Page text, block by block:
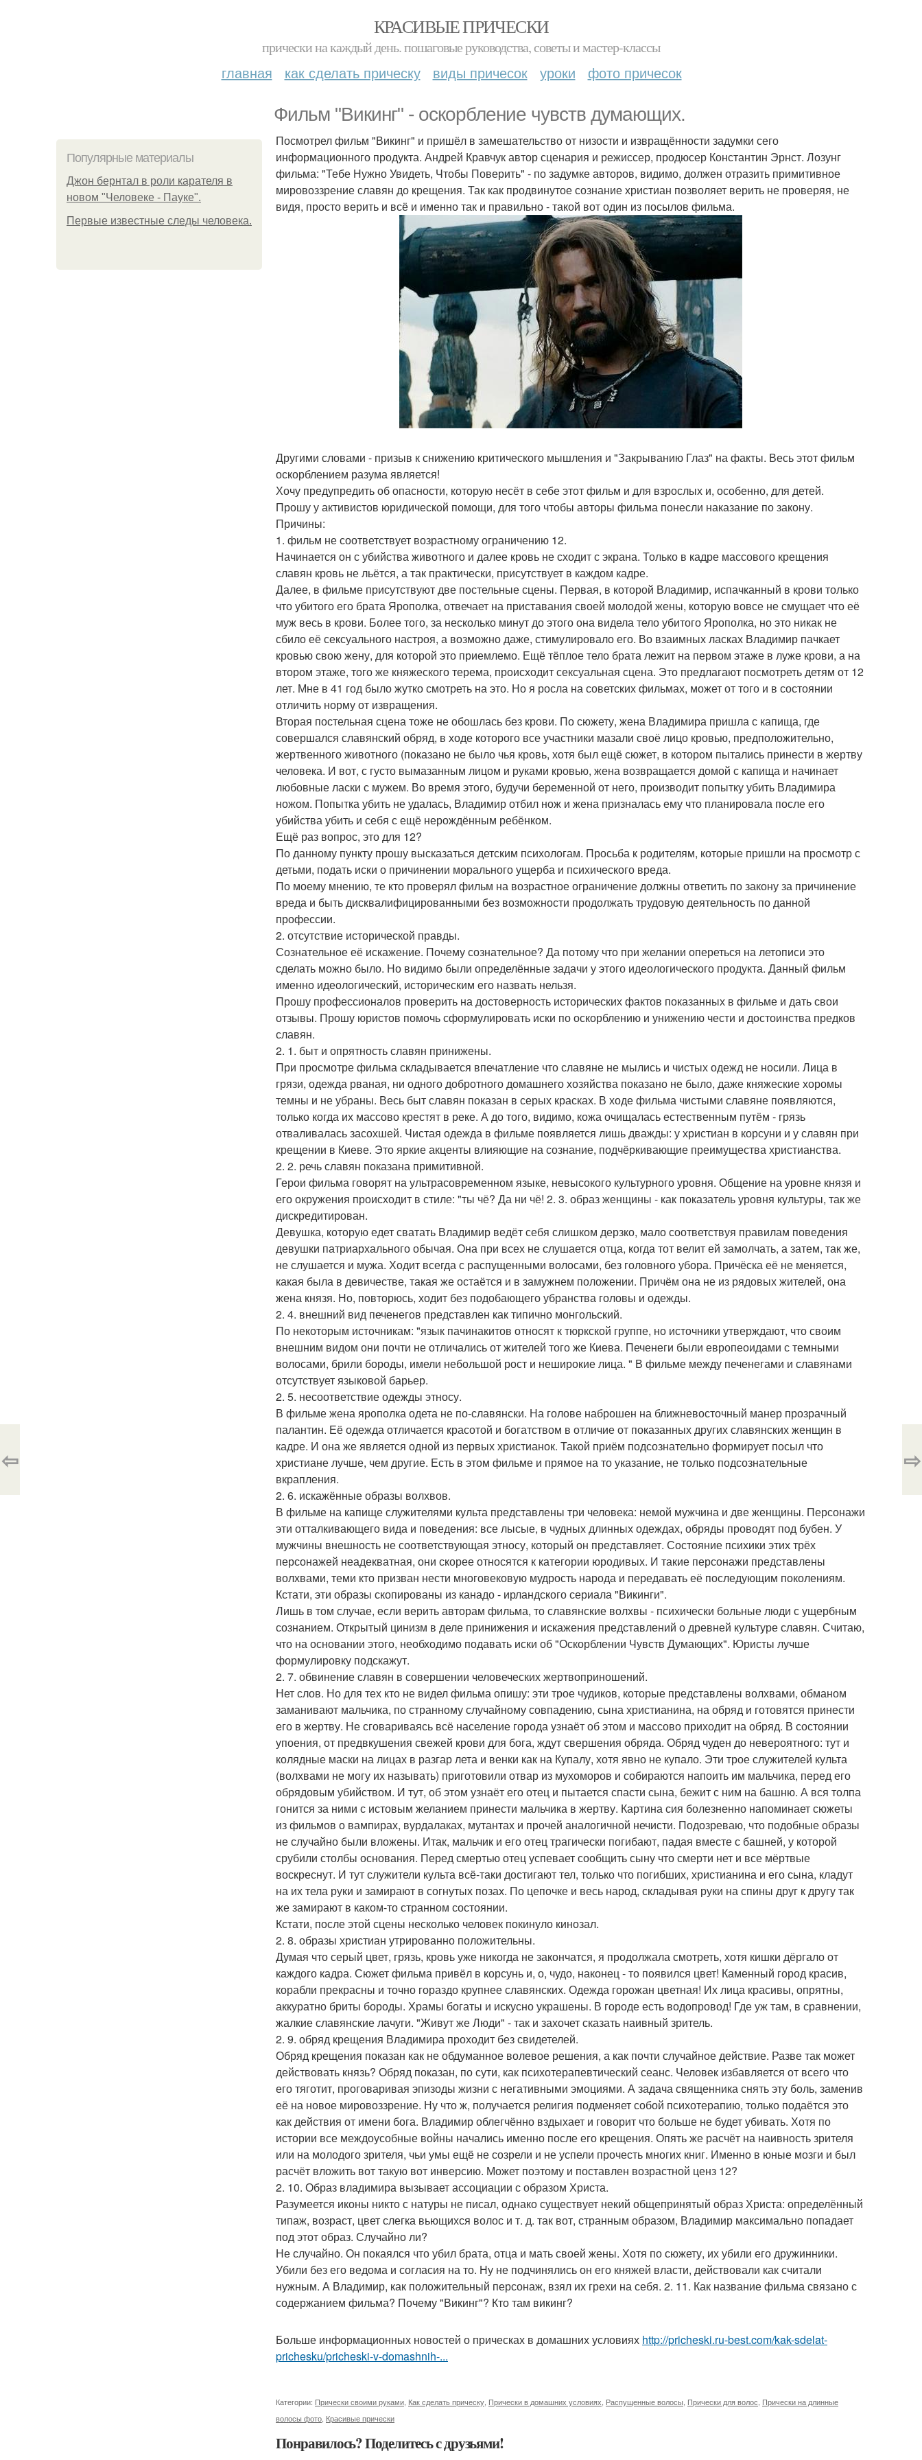
КРАСИВЫЕ ПРИЧЕСКИ
прически на каждый день. пошаговые руководства, советы и мастер-классы
главная как сделать прическу виды причесок уроки фото причесок
Фильм "Викинг" - оскорбление чувств думающих.
Популярные материалы
Джон бернтал в роли карателя в
новом "Человеке - Пауке".
Первые известные следы человека.
Посмотрел фильм "Викинг" и пришёл в замешательство от низости и извращённости задумки сего
информационного продукта. Андрей Кравчук автор сценария и режиссер, продюсер Константин Эрнст. Лозунг
фильма: "Тебе Нужно Увидеть, Чтобы Поверить" - по задумке авторов, видимо, должен отразить примитивное
мировоззрение славян до крещения. Так как продвинутое сознание христиан позволяет верить не проверяя, не
видя, просто верить и всё и именно так и правильно - такой вот один из посылов фильма.
Другими словами - призыв к снижению критического мышления и "Закрыванию Глаз" на факты. Весь этот фильм
оскорблением разума является!
Хочу предупредить об опасности, которую несёт в себе этот фильм и для взрослых и, особенно, для детей.
Прошу у активистов юридической помощи, для того чтобы авторы фильма понесли наказание по закону.
Причины:
1. фильм не соответствует возрастному ограничению 12.
Начинается он с убийства животного и далее кровь не сходит с экрана. Только в кадре массового крещения
славян кровь не льётся, а так практически, присутствует в каждом кадре.
Далее, в фильме присутствуют две постельные сцены. Первая, в которой Владимир, испачканный в крови только
что убитого его брата Ярополка, отвечает на приставания своей молодой жены, которую вовсе не смущает что её
муж весь в крови. Более того, за несколько минут до этого она видела тело убитого Ярополка, но это никак не
сбило её сексуального настроя, а возможно даже, стимулировало его. Во взаимных ласках Владимир пачкает
кровью свою жену, для которой это приемлемо. Ещё тёплое тело брата лежит на первом этаже в луже крови, а на
втором этаже, того же княжеского терема, происходит сексуальная сцена. Это предлагают посмотреть детям от 12
лет. Мне в 41 год было жутко смотреть на это. Но я росла на советских фильмах, может от того и в состоянии
отличить норму от извращения.
Вторая постельная сцена тоже не обошлась без крови. По сюжету, жена Владимира пришла с капища, где
совершался славянский обряд, в ходе которого все участники мазали своё лицо кровью, предположительно,
жертвенного животного (показано не было чья кровь, хотя был ещё сюжет, в котором пытались принести в жертву
человека. И вот, с густо вымазанным лицом и руками кровью, жена возвращается домой с капища и начинает
любовные ласки с мужем. Во время этого, будучи беременной от него, производит попытку убить Владимира
ножом. Попытка убить не удалась, Владимир отбил нож и жена призналась ему что планировала после его
убийства убить и себя с ещё нерождённым ребёнком.
Ещё раз вопрос, это для 12?
По данному пункту прошу высказаться детским психологам. Просьба к родителям, которые пришли на просмотр с
детьми, подать иски о причинении морального ущерба и психического вреда.
По моему мнению, те кто проверял фильм на возрастное ограничение должны ответить по закону за причинение
вреда и быть дисквалифицированными без возможности продолжать трудовую деятельность по данной
профессии.
2. отсутствие исторической правды.
Сознательное её искажение. Почему сознательное? Да потому что при желании опереться на летописи это
сделать можно было. Но видимо были определённые задачи у этого идеологического продукта. Данный фильм
именно идеологический, историческим его назвать нельзя.
Прошу профессионалов проверить на достоверность исторических фактов показанных в фильме и дать свои
отзывы. Прошу юристов помочь сформулировать иски по оскорблению и унижению чести и достоинства предков
славян.
2. 1. быт и опрятность славян принижены.
При просмотре фильма складывается впечатление что славяне не мылись и чистых одежд не носили. Лица в
грязи, одежда рваная, ни одного добротного домашнего хозяйства показано не было, даже княжеские хоромы
темны и не убраны. Весь быт славян показан в серых красках. В ходе фильма чистыми славяне появляются,
только когда их массово крестят в реке. А до того, видимо, кожа очищалась естественным путём - грязь
отваливалась засохшей. Чистая одежда в фильме появляется лишь дважды: у христиан в корсуни и у славян при
крещении в Киеве. Это яркие акценты влияющие на сознание, подчёркивающие преимущества христианства.
2. 2. речь славян показана примитивной.
Герои фильма говорят на ультрасовременном языке, невысокого культурного уровня. Общение на уровне князя и
его окружения происходит в стиле: "ты чё? Да ни чё! 2. 3. образ женщины - как показатель уровня культуры, так же
дискредитирован.
Девушка, которую едет сватать Владимир ведёт себя слишком дерзко, мало соответствуя правилам поведения
девушки патриархального обычая. Она при всех не слушается отца, когда тот велит ей замолчать, а затем, так же,
не слушается и мужа. Ходит всегда с распущенными волосами, без головного убора. Причёска её не меняется,
какая была в девичестве, такая же остаётся и в замужнем положении. Причём она не из рядовых жителей, она
жена князя. Но, повторюсь, ходит без подобающего убранства головы и одежды.
2. 4. внешний вид печенегов представлен как типично монгольский.
По некоторым источникам: "язык пачинакитов относят к тюркской группе, но источники утверждают, что своим
внешним видом они почти не отличались от жителей того же Киева. Печенеги были европеоидами с темными
волосами, брили бороды, имели небольшой рост и неширокие лица. " В фильме между печенегами и славянами
отсутствует языковой барьер.
2. 5. несоответствие одежды этносу.
В фильме жена ярополка одета не по-славянски. На голове наброшен на ближневосточный манер прозрачный
палантин. Её одежда отличается красотой и богатством в отличие от показанных других славянских женщин в
кадре. И она же является одной из первых христианок. Такой приём подсознательно формирует посыл что
христиане лучше, чем другие. Есть в этом фильме и прямое на то указание, не только подсознательные
вкрапления.
2. 6. искажённые образы волхвов.
В фильме на капище служителями культа представлены три человека: немой мужчина и две женщины. Персонажи
эти отталкивающего вида и поведения: все лысые, в чудных длинных одеждах, обряды проводят под бубен. У
мужчины внешность не соответствующая этносу, который он представляет. Состояние психики этих трёх
персонажей неадекватная, они скорее относятся к категории юродивых. И такие персонажи представлены
волхвами, теми кто призван нести многовековую мудрость народа и передавать её последующим поколениям.
Кстати, эти образы скопированы из канадо - ирландского сериала "Викинги".
Лишь в том случае, если верить авторам фильма, то славянские волхвы - психически больные люди с ущербным
сознанием. Открытый цинизм в деле принижения и искажения представлений о древней культуре славян. Считаю,
что на основании этого, необходимо подавать иски об "Оскорблении Чувств Думающих". Юристы лучше
формулировку подскажут.
2. 7. обвинение славян в совершении человеческих жертвоприношений.
Нет слов. Но для тех кто не видел фильма опишу: эти трое чудиков, которые представлены волхвами, обманом
заманивают мальчика, по странному случайному совпадению, сына христианина, на обряд и готовятся принести
его в жертву. Не сговариваясь всё население города узнаёт об этом и массово приходит на обряд. В состоянии
упоения, от предвкушения свежей крови для бога, ждут свершения обряда. Обряд чуден до невероятного: тут и
колядные маски на лицах в разгар лета и венки как на Купалу, хотя явно не купало. Эти трое служителей культа
(волхвами не могу их называть) приготовили отвар из мухоморов и собираются напоить им мальчика, перед его
обрядовым убийством. И тут, об этом узнаёт его отец и пытается спасти сына, бежит с ним на башню. А вся толпа
гонится за ними с истовым желанием принести мальчика в жертву. Картина сия болезненно напоминает сюжеты
из фильмов о вампирах, вурдалаках, мутантах и прочей аналогичной нечисти. Подозреваю, что подобные образы
не случайно были вложены. Итак, мальчик и его отец трагически погибают, падая вместе с башней, у которой
срубили столбы основания. Перед смертью отец успевает сообщить сыну что смерти нет и все мёртвые
воскреснут. И тут служители культа всё-таки достигают тел, только что погибших, христианина и его сына, кладут
на их тела руки и замирают в согнутых позах. По цепочке и весь народ, складывая руки на спины друг к другу так
же замирают в каком-то странном состоянии.
Кстати, после этой сцены несколько человек покинуло кинозал.
2. 8. образы христиан утрированно положительны.
Думая что серый цвет, грязь, кровь уже никогда не закончатся, я продолжала смотреть, хотя кишки дёргало от
каждого кадра. Сюжет фильма привёл в корсунь и, о, чудо, наконец - то появился цвет! Каменный город красив,
корабли прекрасны и точно гораздо крупнее славянских. Одежда горожан цветная! Их лица красивы, опрятны,
аккуратно бриты бороды. Храмы богаты и искусно украшены. В городе есть водопровод! Где уж там, в сравнении,
жалкие славянские лачуги. "Живут же Люди" - так и захочет сказать наивный зритель.
2. 9. обряд крещения Владимира проходит без свидетелей.
Обряд крещения показан как не обдуманное волевое решения, а как почти случайное действие. Разве так может
действовать князь? Обряд показан, по сути, как психотерапевтический сеанс. Человек избавляется от всего что
его тяготит, проговаривая эпизоды жизни с негативными эмоциями. А задача священника снять эту боль, заменив
её на новое мировоззрение. Ну что ж, получается религия подменяет собой психотерапию, только подаётся это
как действия от имени бога. Владимир облегчённо вздыхает и говорит что больше не будет убивать. Хотя по
истории все междоусобные войны начались именно после его крещения. Опять же расчёт на наивность зрителя
или на молодого зрителя, чьи умы ещё не созрели и не успели прочесть многих книг. Именно в юные мозги и был
расчёт вложить вот такую вот инверсию. Может поэтому и поставлен возрастной ценз 12?
2. 10. Образ владимира вызывает ассоциации с образом Христа.
Разумеется иконы никто с натуры не писал, однако существует некий общепринятый образ Христа: определённый
типаж, возраст, цвет слегка вьющихся волос и т. д. так вот, странным образом, Владимир максимально попадает
под этот образ. Случайно ли?
Не случайно. Он покаялся что убил брата, отца и мать своей жены. Хотя по сюжету, их убили его дружинники.
Убили без его ведома и согласия на то. Ну не подчинялись он его княжей власти, действовали как считали
нужным. А Владимир, как положительный персонаж, взял их грехи на себя. 2. 11. Как название фильма связано с
содержанием фильма? Почему "Викинг"? Кто там викинг?
Больше информационных новостей о прическах в домашних условиях http://pricheski.ru-best.com/kak-sdelat-
prichesku/pricheski-v-domashnih-...
Категории: Прически своими руками Как сделать прическу Прически в домашних условиях Распущенные волосы Прически для волос Прически на длинные
волосы фото Красивые прически
Понравилось? Поделитесь с друзьями!
⇦ ⇨